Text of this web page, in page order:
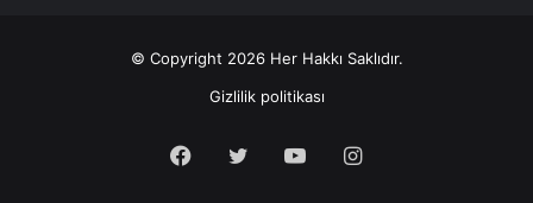
© Copyright 2026 Her Hakkı Saklıdır.
Gizlilik politikası
Facebook
X YouTubeInstagram